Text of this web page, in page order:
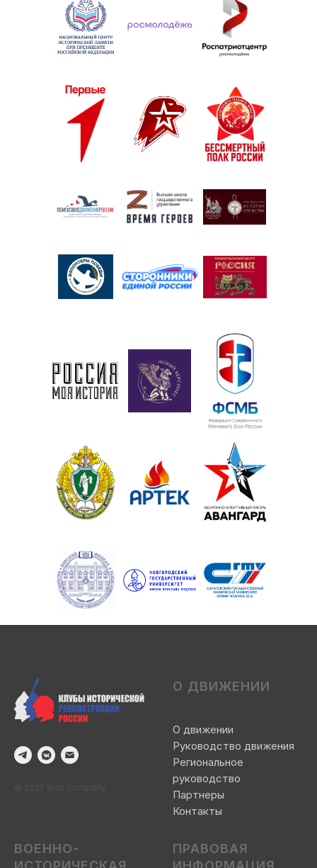
О ДВИЖЕНИИ
О движении
Руководство движения
Региональное
руководство
Партнеры
Контакты
ВОЕННО-
ПРАВОВАЯ